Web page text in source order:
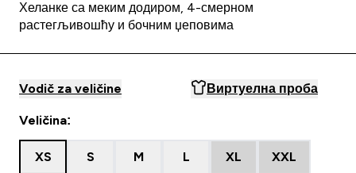
Хеланке са меким додиром, 4-смерном
растегљивошћу и бочним џеповима
Vodič za veličine Виртуелна проба
Veličina:
XS S M L XL XXL